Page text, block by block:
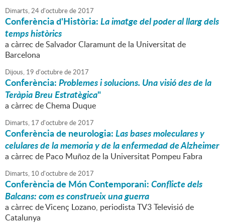
Dimarts,24d'octubrede2017
Conferència d'Història:La imatge del poder al llarg dels
temps històrics
a càrrec de Salvador Claramunt de la Universitat de
Barcelona
Dijous, 19 d'octubrede2017
Conferència:Problemes i solucions. Una visió des de la
Teràpia Breu Estratègica"
a càrrec de Chema Duque
Dimarts, 17 d'octubrede2017
Conferència de neurologia:Las bases moleculares y
celulares de la memoria y de la enfermedad de Alzheimer
a càrrec de Paco Muñoz de la Universitat Pompeu Fabra
Dimarts, 10 d'octubrede2017
Conferència de Món Contemporani:Conflicte dels
Balcans: com es construeix una guerra
a càrrec de Vicenç Lozano, periodista TV3 Televisió de
Catalunya